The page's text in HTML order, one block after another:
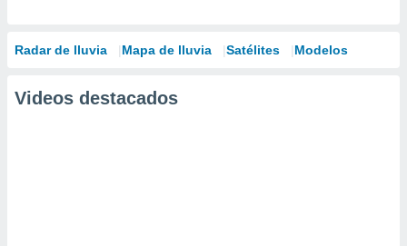
Radar de lluvia Mapa de lluvia Satélites Modelos
Videos destacados